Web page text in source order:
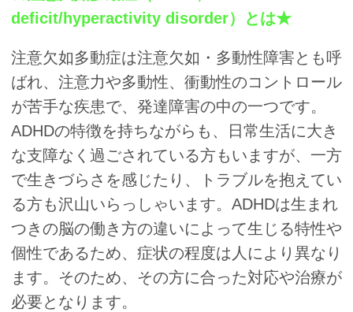
deficit/hyperactivity disorder）とは★
注意欠如多動症は注意欠如・多動性障害とも呼
ばれ、注意力や多動性、衝動性のコントロール
が苦手な疾患で、発達障害の中の一つです。
ADHDの特徴を持ちながらも、日常生活に大き
な支障なく過ごされている方もいますが、一方
で生きづらさを感じたり、トラブルを抱えてい
る方も沢山いらっしゃいます。ADHDは生まれ
つきの脳の働き方の違いによって生じる特性や
個性であるため、症状の程度は人により異なり
ます。そのため、その方に合った対応や治療が
必要となります。